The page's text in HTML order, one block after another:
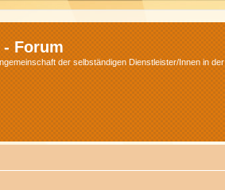
- Forum
der selbständigen Dienstleister/Innen in